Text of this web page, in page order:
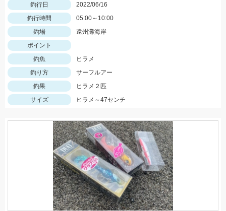
釣行日
2022/06/16
釣行時間
05:00～10:00
釣場
遠州灘海岸
ポイント
釣魚
ヒラメ
釣り方
サーフルアー
釣果
ヒラメ２匹
サイズ
ヒラメ～47センチ